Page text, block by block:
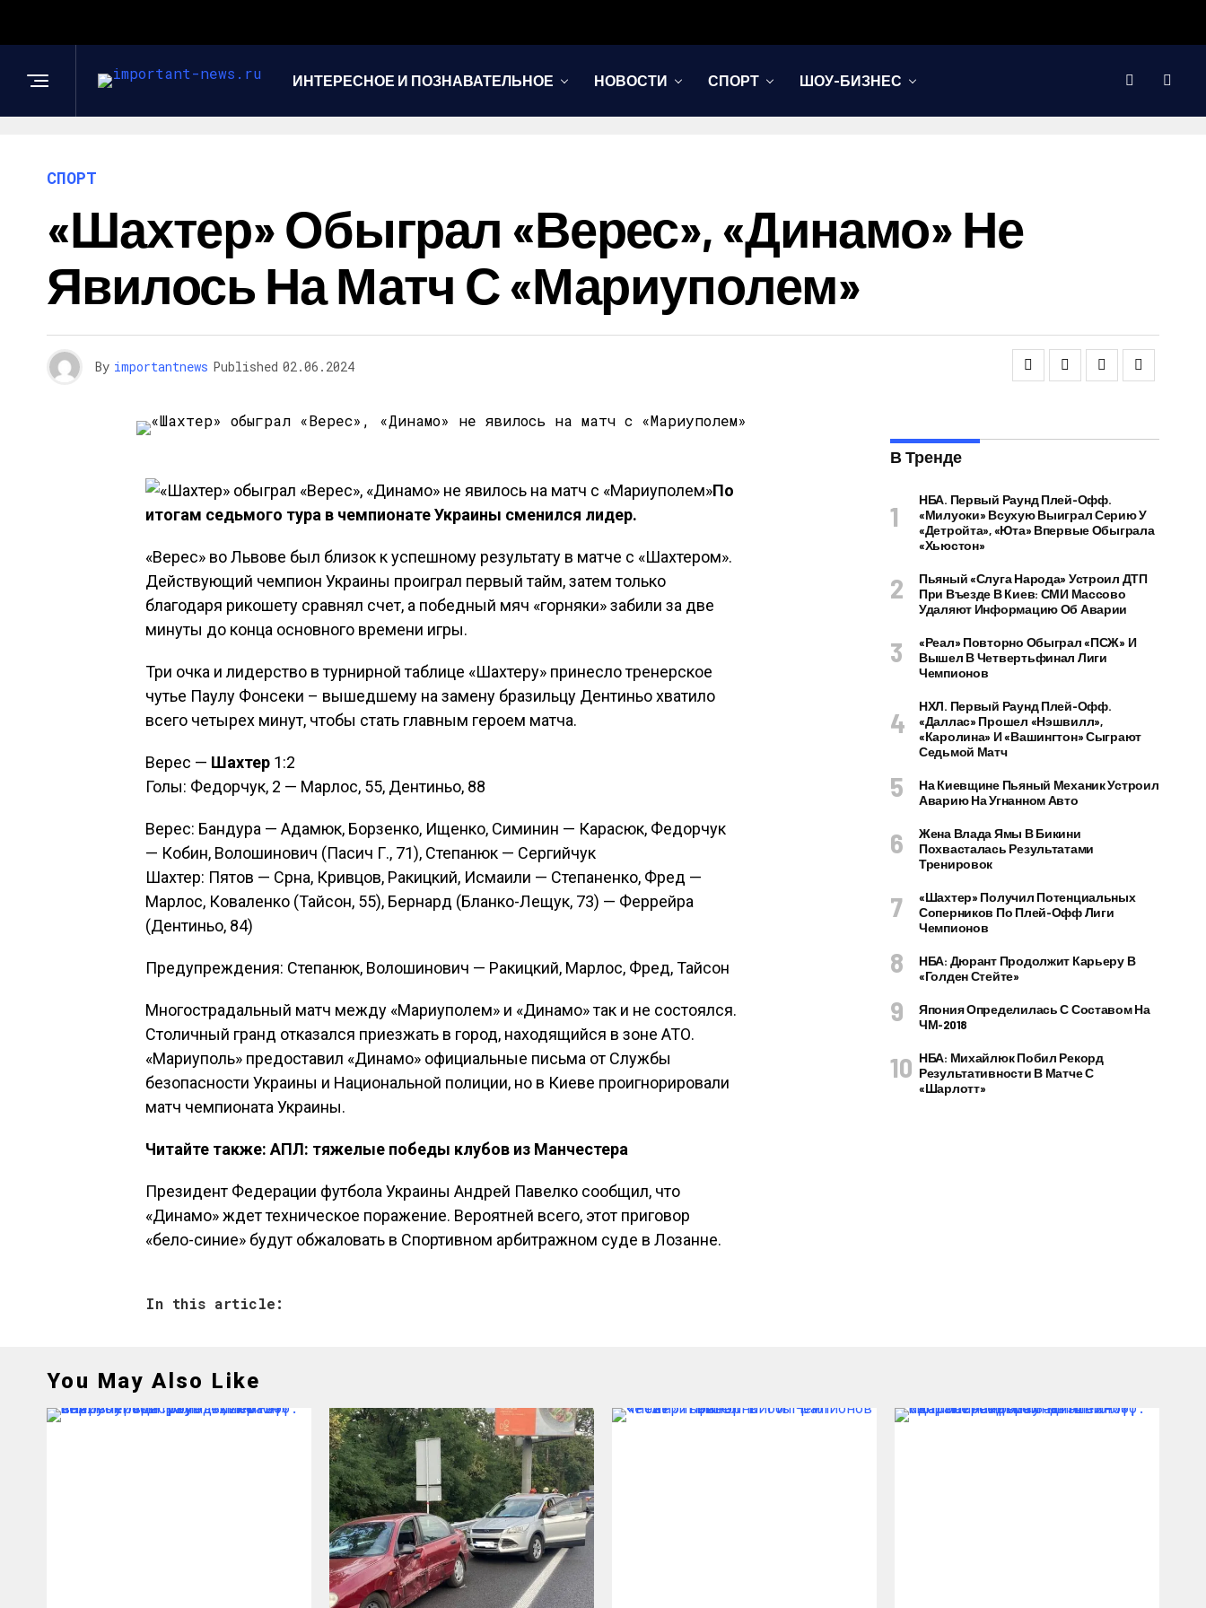
ИНТЕРЕСНОЕ И ПОЗНАВАТЕЛЬНОЕ НОВОСТИ СПОРТ ШОУ-БИЗНЕС
СПОРТ
«Шахтер» Обыграл «Верес», «Динамо» Не
Явилось На Матч С «Мариуполем»
By importantnews Published 02.06.2024
По
итогам седьмого тура в чемпионате Украины сменился лидер.
«Верес» во Львове был близок к успешному результату в матче с «Шахтером».
Действующий чемпион Украины проиграл первый тайм, затем только
благодаря рикошету сравнял счет, а победный мяч «горняки» забили за две
минуты до конца основного времени игры.
Три очка и лидерство в турнирной таблице «Шахтеру» принесло тренерское
чутье Паулу Фонсеки – вышедшему на замену бразильцу Дентиньо хватило
всего четырех минут, чтобы стать главным героем матча.
Верес — Шахтер 1:2
Голы: Федорчук, 2 — Марлос, 55, Дентиньо, 88
Верес: Бандура — Адамюк, Борзенко, Ищенко, Симинин — Карасюк, Федорчук
— Кобин, Волошинович (Пасич Г., 71), Степанюк — Сергийчук
Шахтер: Пятов — Срна, Кривцов, Ракицкий, Исмаили — Степаненко, Фред —
Марлос, Коваленко (Тайсон, 55), Бернард (Бланко-Лещук, 73) — Феррейра
(Дентиньо, 84)
Предупреждения: Степанюк, Волошинович — Ракицкий, Марлос, Фред, Тайсон
Многострадальный матч между «Мариуполем» и «Динамо» так и не состоялся.
Столичный гранд отказался приезжать в город, находящийся в зоне АТО.
«Мариуполь» предоставил «Динамо» официальные письма от Службы
безопасности Украины и Национальной полиции, но в Киеве проигнорировали
матч чемпионата Украины.
Читайте также: АПЛ: тяжелые победы клубов из Манчестера
Президент Федерации футбола Украины Андрей Павелко сообщил, что
«Динамо» ждет техническое поражение. Вероятней всего, этот приговор
«бело-синие» будут обжаловать в Спортивном арбитражном суде в Лозанне.
In this article:
В Тренде
НБА. Первый Раунд Плей-Офф.
«Милуоки» Всухую Выиграл Серию У
«Детройта», «Юта» Впервые Обыграла
«Хьюстон»
Пьяный «слуга Народа» Устроил ДТП
При Въезде В Киев: СМИ Массово
Удаляют Информацию Об Аварии
«Реал» Повторно Обыграл «ПСЖ» И
Вышел В Четвертьфинал Лиги
Чемпионов
НХЛ. Первый Раунд Плей-Офф.
«Даллас» Прошел «Нэшвилл»,
«Каролина» И «Вашингтон» Сыграют
Седьмой Матч
На Киевщине Пьяный Механик Устроил
Аварию На Угнанном Авто
Жена Влада Ямы В Бикини
Похвасталась Результатами
Тренировок
«Шахтер» Получил Потенциальных
Соперников По Плей-Офф Лиги
Чемпионов
НБА: Дюрант Продолжит Карьеру В
«Голден Стейте»
Япония Определилась С Составом На
ЧМ-2018
НБА: Михайлюк Побил Рекорд
Результативности В Матче С
«Шарлотт»
You May Also Like